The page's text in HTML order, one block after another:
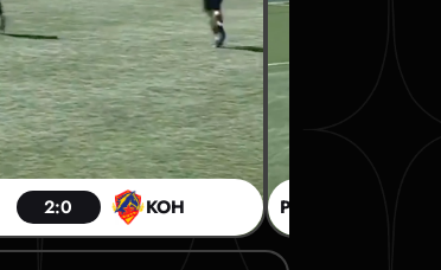
2:0 КОН РОМ